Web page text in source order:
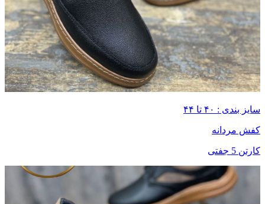
سایز بندی : ۴۰ تا ۴۴
کفش مردانه
کارتن 5 جفتی